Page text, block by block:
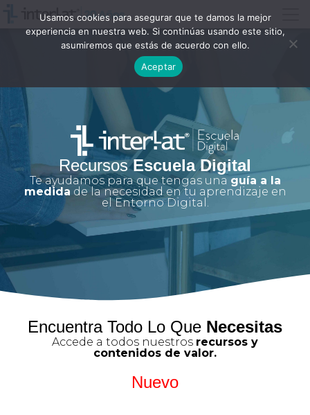
RecursosEscuela Digital
Te ayudamos para que tengas una guía a la
medida de la necesidad en tu aprendizaje en
el Entorno Digital.
Encuentra Todo Lo Que Necesitas
Accede a todos nuestros recursos y
contenidos de valor.
Nuevo
Usamos cookies para asegurar que te damos la mejor
experiencia en nuestra web. Si continúas usando este sitio,
asumiremos que estás de acuerdo con ello.
Aceptar